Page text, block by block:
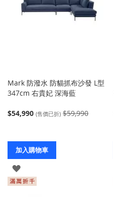
Mark 防潑水 防貓抓布沙發 L型
347cm 右貴妃 深海藍
$54,990 (售價已折) $59,990
加入購物車
登
入